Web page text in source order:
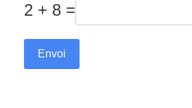
2 + 8 =
Envoi